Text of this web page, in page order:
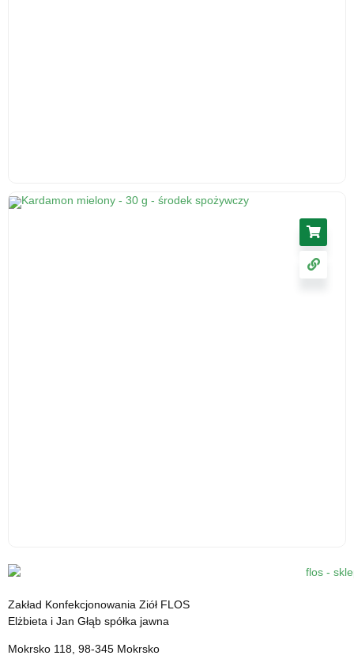
Ślaz kwiat 50 g - herbatka ziołowa, suplement
diety
Kardamon mielony - 30 g - środek spożywczy
12.31zł cena z VAT
Zakład Konfekcjonowania Ziół FLOS
Elżbieta i Jan Głąb spółka jawna
Mokrsko 118, 98-345 Mokrsko